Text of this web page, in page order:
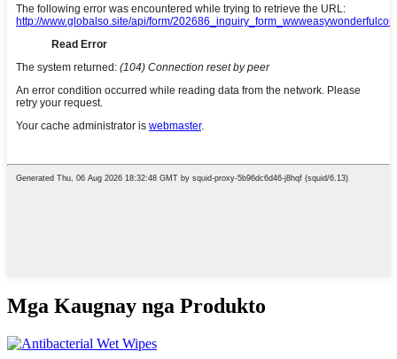
Mga Kaugnay nga Produkto